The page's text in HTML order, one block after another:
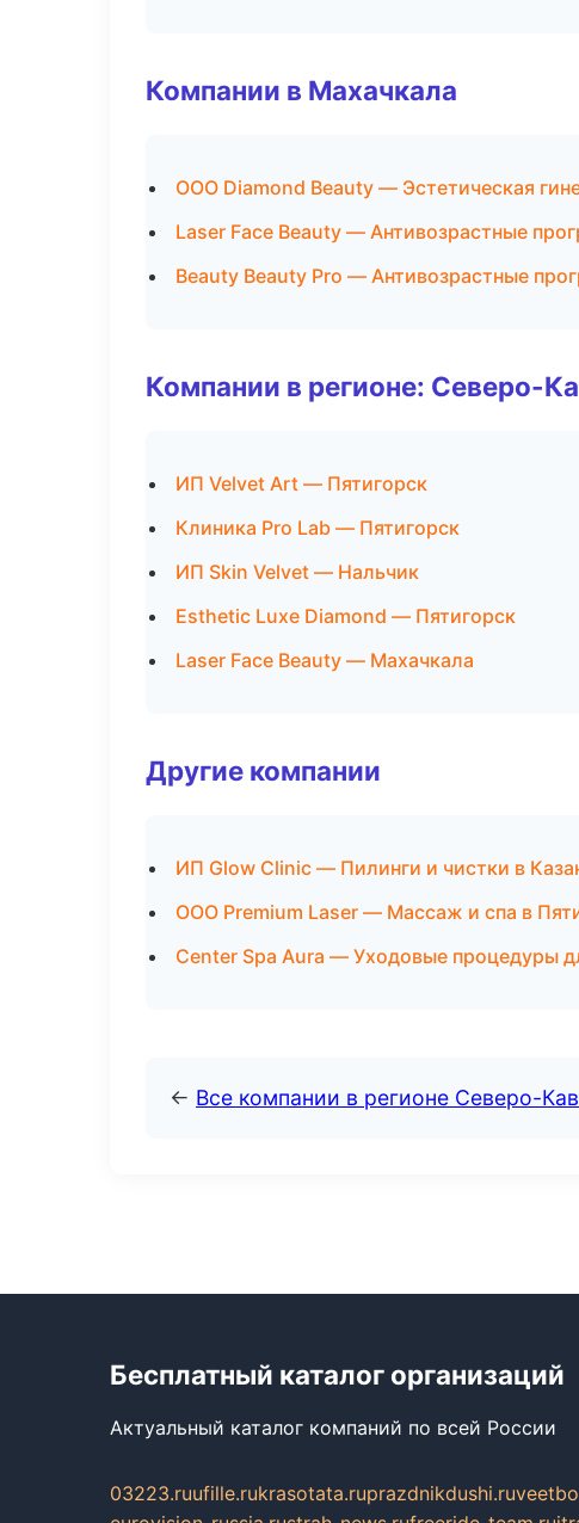
Компании в Махачкала
ООО Diamond Beauty — Эстетическая
Laser Face Beauty — Антивозрастные
Beauty Beauty Pro — Антивозрастные
Компании в регионе: Северо-
ИП Velvet Art — Пятигорск
Клиника Pro Lab — Пятигорск
ИП Skin Velvet — Нальчик
Esthetic Luxe Diamond — Пятигорск
Laser Face Beauty — Махачкала
Другие компании
ИП Glow Clinic — Пилинги и чистки в
ООО Premium Laser — Массаж и спа в
Center Spa Aura — Уходовые процедуры
← Все компании в регионе Северо-
Бесплатный каталог организаций
Актуальный каталог компаний по всей России
03223.ruufille.rukrasotata.ruprazdnikdushi.ru